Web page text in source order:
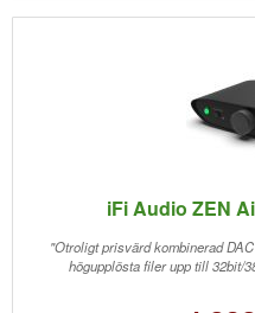
iFi Audio ZEN
"Otroligt prisvärd kombinerad
högupplösta filer upp till 32bit/